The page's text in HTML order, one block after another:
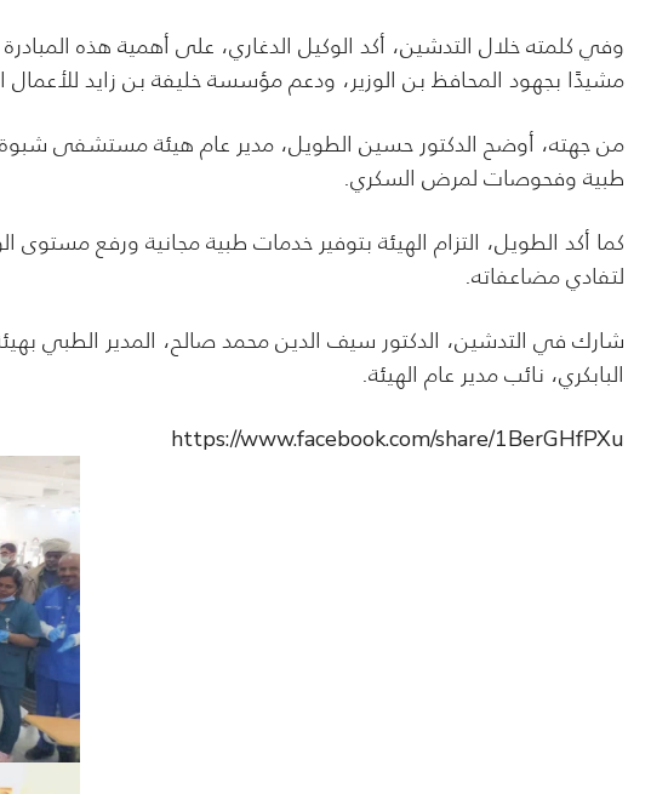
وفي كلمته خلال التدشين، أكد الوكيل الدغاري، على أهمية هذه
مشيدًا بجهود المحافظ بن الوزير، ودعم مؤسسة خليفة بن زايد للأعمال
من جهته، أوضح الدكتور حسين الطويل، مدير عام هيئة مستشفى شبوة
طبية وفحوصات لمرض السكري.
كما أكد الطويل، التزام الهيئة بتوفير خدمات طبية مجانية ورفع
لتفادي مضاعفاته.
شارك في التدشين، الدكتور سيف الدين محمد صالح، المدير الطبي
البابكري، نائب مدير عام الهيئة.
https://www.facebook.com/share/1BerGHfPXu